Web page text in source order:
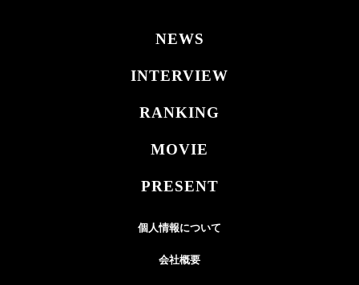
NEWS
INTERVIEW
RANKING
MOVIE
PRESENT
個人情報について
会社概要